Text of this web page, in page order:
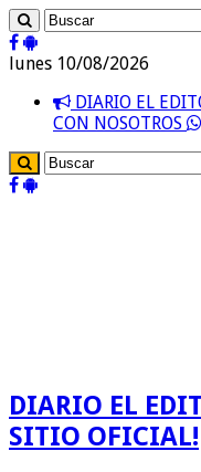
lunes 10/08/2026
DIARIO EL
CON NOSOTROS
DIARIO EL
SITIO OFICIAL!